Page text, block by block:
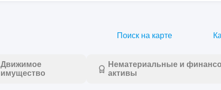
Поиск на карте
Движимое
имущество
Нематериальные и
активы